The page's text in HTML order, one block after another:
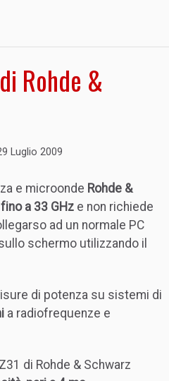
Rohde &
Luglio 2009
e microonde Rohde &
fino a 33 GHz e non richiede
ad un normale PC
schermo utilizzando il
di potenza su sistemi di
a radiofrequenze e
di Rohde & Schwarz